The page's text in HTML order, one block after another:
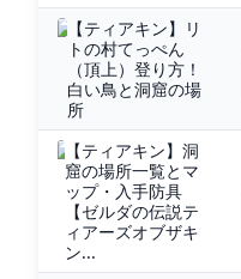
【ティアキン】リ
トの村てっぺん
（頂上）登り方！
白い鳥と洞窟の場
所
【ティアキン】洞
窟の場所一覧とマ
ップ・入手防具
【ゼルダの伝説テ
ィアーズオブザキ
ン...